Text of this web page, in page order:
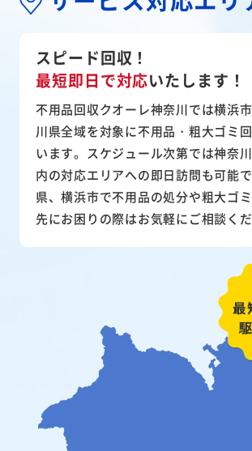
スピード回収！
最短即日で対応いたします！
不用品回収クオーレ神奈川では横浜
川県全域を対象に不用品・粗大ゴミ
います。スケジュール次第では神奈
内の対応エリアへの即日訪問も可能
県、横浜市で不用品の処分や粗大ゴ
先にお困りの際はお気軽にご相談くだ